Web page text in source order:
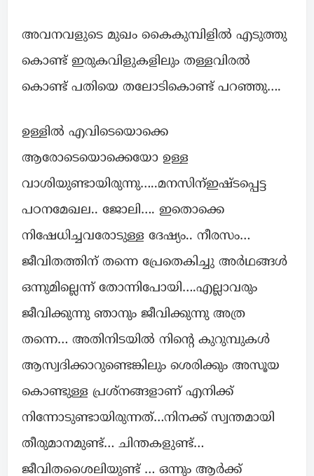
അവനവളുടെ മുഖം കൈകുമ്പിളിൽ എടുത്തു
കൊണ്ട് ഇരുകവിളുകളിലും തള്ളവിരൽ
കൊണ്ട് പതിയെ തലോടികൊണ്ട് പറഞ്ഞു….
ഉള്ളിൽ എവിടെയൊക്കെ
ആരോടെയൊക്കെയോ ഉള്ള
വാശിയുണ്ടായിരുന്നു…..മനസിന്ഇഷ്ടപ്പെട്ട
പഠനമേഖല.. ജോലി…. ഇതൊക്കെ
നിഷേധിച്ചവരോടുള്ള ദേഷ്യം.. നീരസം…
ജീവിതത്തിന് തന്നെ പ്രേതെകിച്ചു അർഥങ്ങൾ
ഒന്നുമില്ലെന്ന് തോന്നിപോയി….എല്ലാവരും
ജീവിക്കുന്നു ഞാനും ജീവിക്കുന്നു അത്ര
തന്നെ… അതിനിടയിൽ നിന്റെ കുറുമ്പുകൾ
ആസ്വദിക്കാറുണ്ടെങ്കിലും ശെരിക്കും അസൂയ
കൊണ്ടുള്ള പ്രശ്നങ്ങളാണ് എനിക്ക്
നിന്നോടുണ്ടായിരുന്നത്…നിനക്ക് സ്വന്തമായി
തീരുമാനമുണ്ട്… ചിന്തകളുണ്ട്…
ജീവിതശൈലിയുണ്ട് … ഒന്നും ആർക്ക്